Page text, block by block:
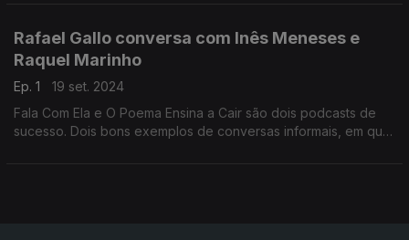
Rafael Gallo conversa com Inês Meneses e
Raquel Marinho
Ep. 1
19 set. 2024
Fala Com Ela e O Poema Ensina a Cair são dois podcasts de
sucesso. Dois bons exemplos de conversas informais, em que